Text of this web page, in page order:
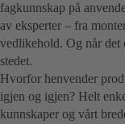
fagkunnskap på
av eksperter – fra
vedlikehold. Og når det
stedet.
Hvorfor henvender
igjen og igjen? Helt
kunnskaper og vårt